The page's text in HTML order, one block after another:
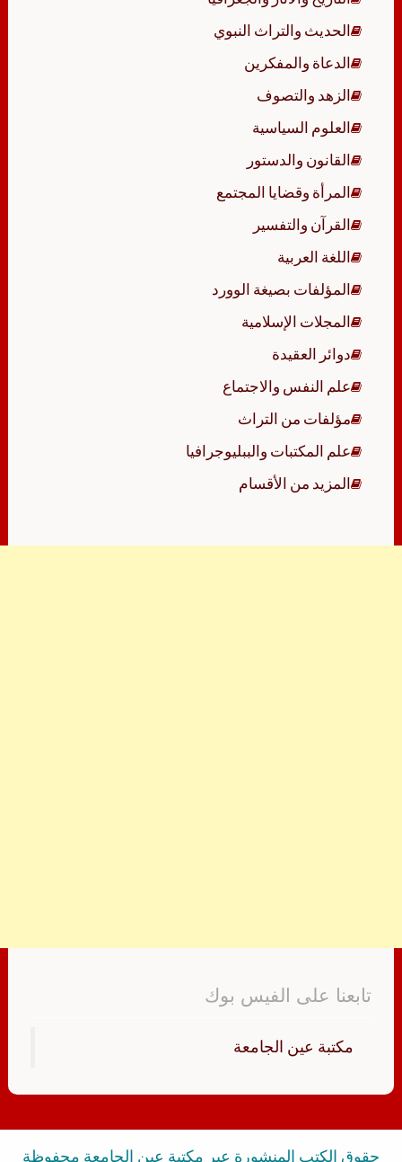
الحديث والتراث النبوي
الدعاة والمفكرين
الزهد والتصوف
العلوم السياسية
القانون والدستور
المرأة وقضايا المجتمع
القرآن والتفسير
اللغة العربية
المؤلفات بصيغة الوورد
المجلات الإسلامية
دوائر العقيدة
علم النفس والاجتماع
مؤلفات من التراث
علم المكتبات والببليوجرافيا
المزيد من الأقسام
تابعنا على الفيس بوك
‏مكتبة عين الجامعة‏
حقوق الكتب المنشورة عبر مكتبة عين الجامعة محفوظة